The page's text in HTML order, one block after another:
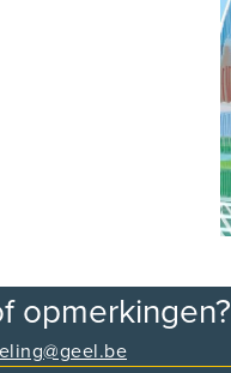
opmerkingen?